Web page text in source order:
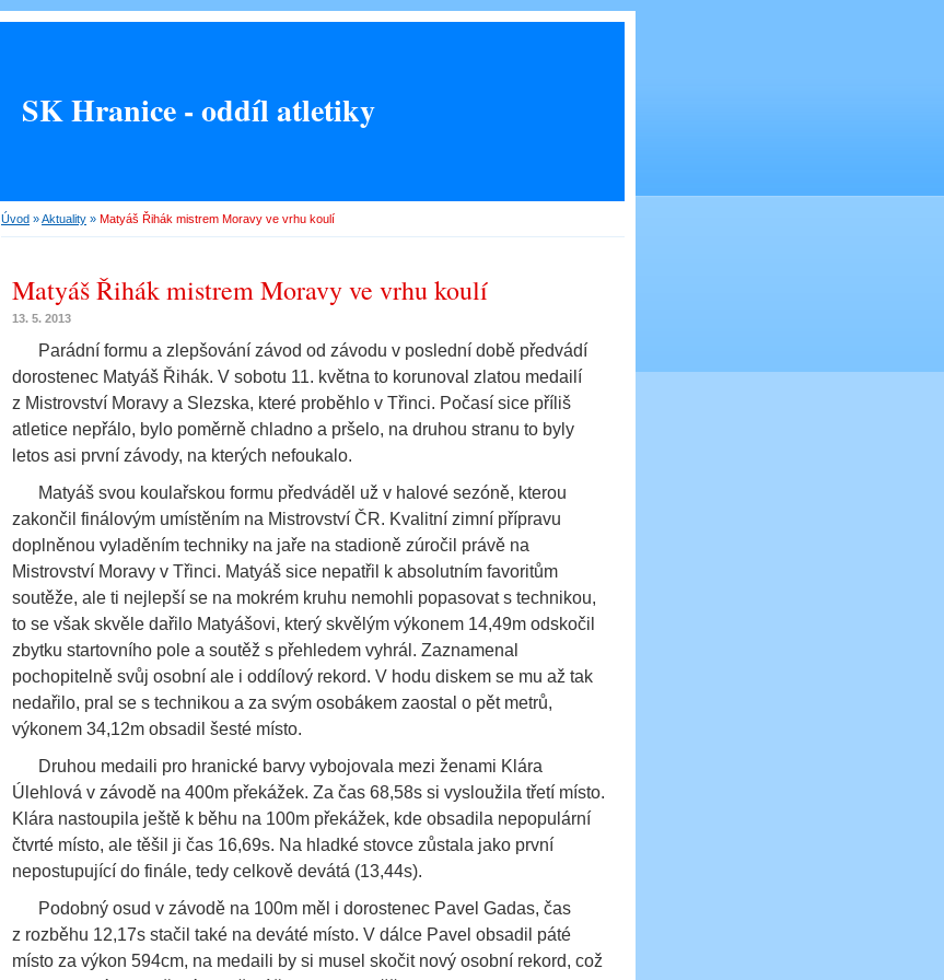
SK Hranice - oddíl atletiky
Úvod »Aktuality » Matyáš Řihák mistrem Moravy ve vrhu koulí
Matyáš Řihák mistrem Moravy ve vrhu koulí
13. 5. 2013
Parádní formu a zlepšování závod od závodu v poslední době předvádí
dorostenec Matyáš Řihák. V sobotu 11. května to korunoval zlatou medailí
z Mistrovství Moravy a Slezska, které proběhlo v Třinci. Počasí sice příliš
atletice nepřálo, bylo poměrně chladno a pršelo, na druhou stranu to byly
letos asi první závody, na kterých nefoukalo.
Matyáš svou koulařskou formu předváděl už v halové sezóně, kterou
zakončil finálovým umístěním na Mistrovství ČR. Kvalitní zimní přípravu
doplněnou vyladěním techniky na jaře na stadioně zúročil právě na
Mistrovství Moravy v Třinci. Matyáš sice nepatřil k absolutním favoritům
soutěže, ale ti nejlepší se na mokrém kruhu nemohli popasovat s technikou,
to se však skvěle dařilo Matyášovi, který skvělým výkonem 14,49m odskočil
zbytku startovního pole a soutěž s přehledem vyhrál. Zaznamenal
pochopitelně svůj osobní ale i oddílový rekord. V hodu diskem se mu až tak
nedařilo, pral se s technikou a za svým osobákem zaostal o pět metrů,
výkonem 34,12m obsadil šesté místo.
Druhou medaili pro hranické barvy vybojovala mezi ženami Klára
Úlehlová v závodě na 400m překážek. Za čas 68,58s si vysloužila třetí místo.
Klára nastoupila ještě k běhu na 100m překážek, kde obsadila nepopulární
čtvrté místo, ale těšil ji čas 16,69s. Na hladké stovce zůstala jako první
nepostupující do finále, tedy celkově devátá (13,44s).
Podobný osud v závodě na 100m měl i dorostenec Pavel Gadas, čas
z rozběhu 12,17s stačil také na deváté místo. V dálce Pavel obsadil páté
místo za výkon 594cm, na medaili by si musel skočit nový osobní rekord, což